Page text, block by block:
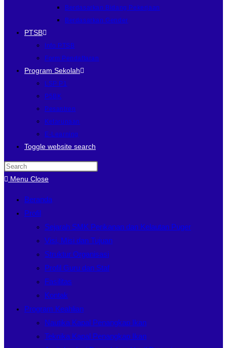
Berdasarkan Bidang Pekerjaan
Berdasarkan Gender
PTSB
Info PTSB
Form Pendaftaran
Program Sekolah
LSP P1
P5BK
Pesantren
Ketarunaan
E-Learning
Toggle website search
Menu Close
Beranda
Profil
Sejarah SMK Perikanan dan Kelautan Puger
Visi, Misi dan Tujuan
Struktur Organisasi
Profil Guru dan Staf
Fasilitas
Kontak
Program Keahlian
Nautika Kapal Penangkap Ikan
Teknika Kapal Penangkap Ikan